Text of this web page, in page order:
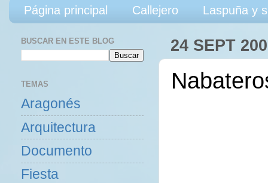
Página principal Callejero Laspuña y
24 SEPT
BUSCAR EN ESTE BLOG
TEMAS
Aragonés
Arquitectura
Documento
Fiesta